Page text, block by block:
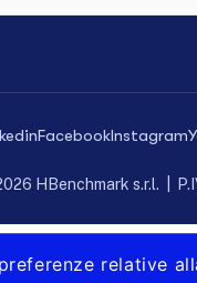
FacebookInstagram
HBenchmark s.r.l. |
relative